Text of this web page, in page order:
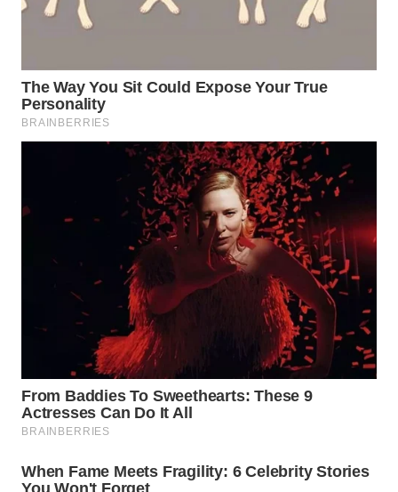
TIMUR
WN
BOROBUDUR
MADURA
WN
SURABAYA
NATUNA